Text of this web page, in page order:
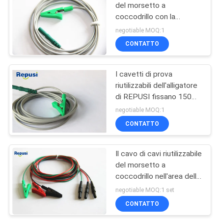
Elettrodo del ciclo
Cavo di EMG
del morsetto a
coccodrillo con la
lunghezza del connettore
150m di Touchproof
negotiable MOQ:1
CONTATTO
I cavetti di prova
riutilizzabili dell'alligatore
di REPUSI fissano 150
lunghezze REP-1.5C-02
di cm
negotiable MOQ:1
CONTATTO
Il cavo di cavi riutilizzabile
del morsetto a
coccodrillo nell'area della
neurologia sceglie con
verde di colori
negotiable MOQ:1 set
CONTATTO